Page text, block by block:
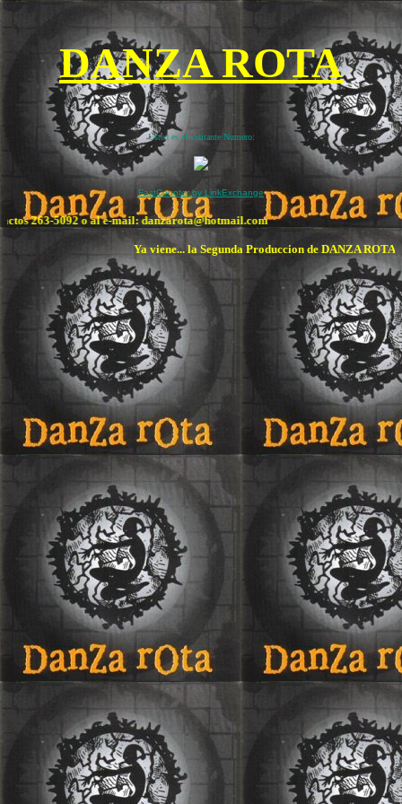
DANZA ROTA
Usted es el visitante Numero:
FastCounter by LinkExchange
263-5092 o al e-mail: danzarota@hotmail.com
Ya viene... la Segunda Produccion de DANZA ROTA...